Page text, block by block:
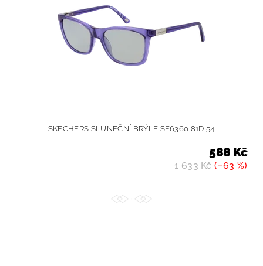
SKECHERS SLUNEČNÍ BRÝLE SE6360 81D 54
1 633 Kč(–63 %)
588 Kč